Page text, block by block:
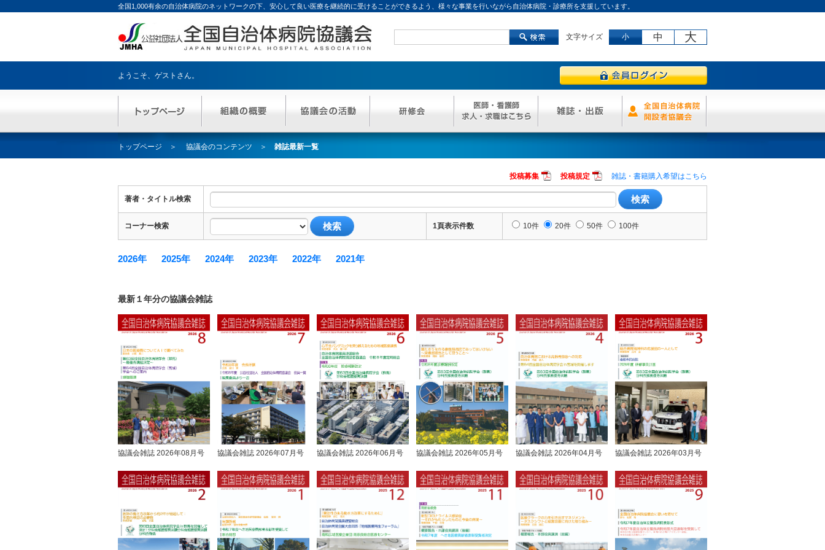
全国1,000有余の自治体病院のネットワークの下、安心して良い医療を継続的に受けることができるよう、様々な事業を行いながら自治体病院・診療所を支援しています。
文字サイズ 小 中 大
ようこそ、 ゲストさん。
トップページ 協議会のコンテンツ 雑誌最新一覧
投稿募集 投稿規定 雑誌・書籍購入希望はこちら
著者・タイトル検索
コーナー検索 1頁表示件数 10件 20件 50件 100件
2026年 2025年 2024年 2023年 2022年 2021年
最新１年分の協議会雑誌
協議会雑誌 2026年08月号 協議会雑誌 2026年07月号 協議会雑誌 2026年06月号 協議会雑誌 2026年05月号 協議会雑誌 2026年04月号 協議会雑誌 2026年03月号